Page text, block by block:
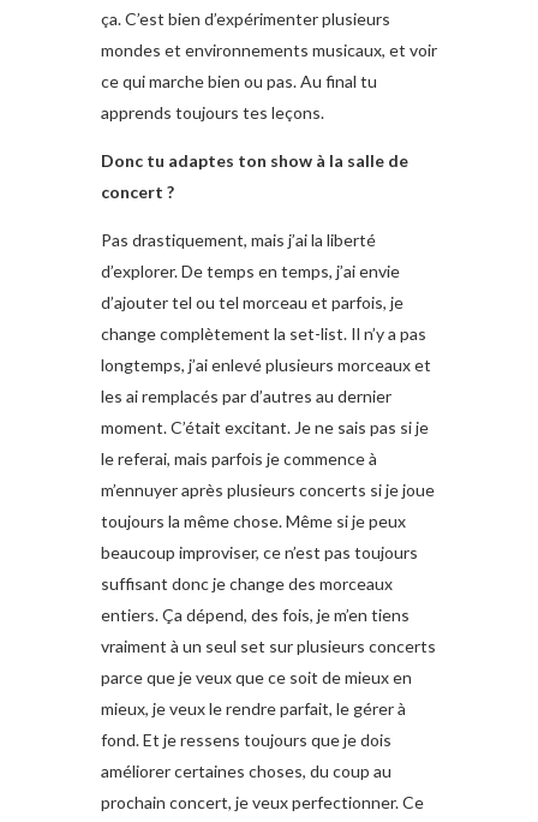
ça. C’est bien d’expérimenter plusieurs
mondes et environnements musicaux, et voir
ce qui marche bien ou pas. Au final tu
apprends toujours tes leçons.
Donc tu adaptes ton show à la salle de
concert ?
Pas drastiquement, mais j’ai la liberté
d’explorer. De temps en temps, j’ai envie
d’ajouter tel ou tel morceau et parfois, je
change complètement la set-list. Il n’y a pas
longtemps, j’ai enlevé plusieurs morceaux et
les ai remplacés par d’autres au dernier
moment. C’était excitant. Je ne sais pas si je
le referai, mais parfois je commence à
m’ennuyer après plusieurs concerts si je joue
toujours la même chose. Même si je peux
beaucoup improviser, ce n’est pas toujours
suffisant donc je change des morceaux
entiers. Ça dépend, des fois, je m’en tiens
vraiment à un seul set sur plusieurs concerts
parce que je veux que ce soit de mieux en
mieux, je veux le rendre parfait, le gérer à
fond. Et je ressens toujours que je dois
améliorer certaines choses, du coup au
prochain concert, je veux perfectionner. Ce